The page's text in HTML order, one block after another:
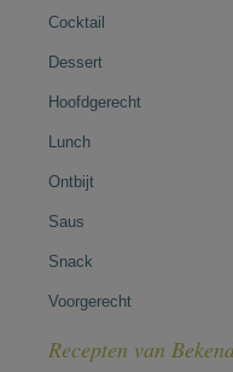
Cocktail
Dessert
Hoofdgerecht
Lunch
Ontbijt
Saus
Snack
Voorgerecht
Recepten van